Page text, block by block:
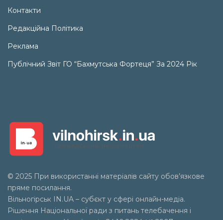
Контакти
Редакційна Політика
Реклама
Публічний Звіт ГО “Бахмутська Фортеця” За 2024 Рік
© 2025 При використанні матеріалів сайту обов’язкове
пряме посилання.
Вільногірськ IN.UA – субєкт у сфері онлайн-медіа.
Рішення Національної ради з питань телебачення і